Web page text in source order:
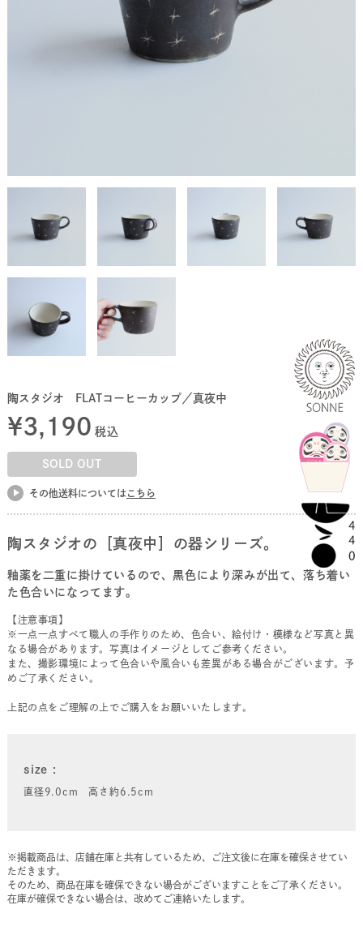
陶スタジオ FLATコーヒーカップ／真夜中
¥3,190 税込
SOLD OUT
その他送料については こちら
陶スタジオの［真夜中］の器シリーズ。
釉薬を二重に掛けているので、黒色により深みが出て、落ち着い
た色合いになってます。
【注意事項】
※一点一点すべて職人の手作りのため、色合い、絵付け・模様など写真と異
なる場合があります。写真はイメージとしてご参考ください。
また、撮影環境によって色合いや風合いも差異がある場合がございます。予
めご了承ください。
上記の点をご理解の上でご購入をお願いいたします。
size
直径9.0cm 高さ約6.5cm
※掲載商品は、店舗在庫と共有しているため、ご注文後に在庫を確保させてい
ただきます。
そのため、商品在庫を確保できない場合がございますことをご了承ください。
在庫が確保できない場合は、改めてご連絡いたします。